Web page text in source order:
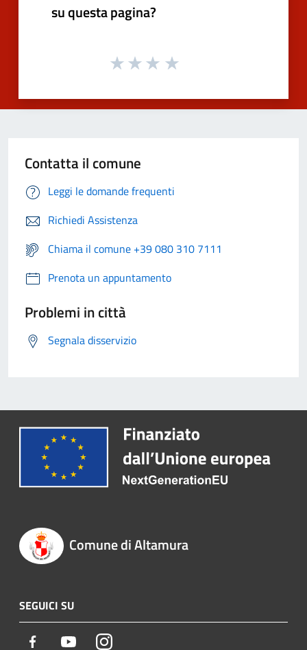
su questa pagina?
Contatta il comune
Leggi le domande frequenti
Richiedi Assistenza
Chiama il comune +39 080 310 7111
Prenota un appuntamento
Problemi in città
Segnala disservizio
Comune di Altamura
SEGUICI SU
Facebook YoutubeInstagram